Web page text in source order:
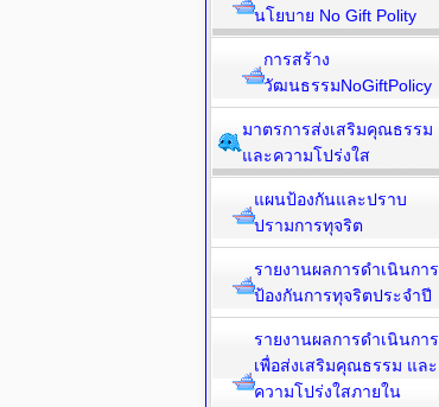
นโยบาย No Gift Polity
การสร้าง
วัฒนธรรมNoGiftPolicy
มาตรการส่งเสริมคุณธรรม
และความโปร่งใส
แผนป้องกันและปราบ
ปรามการทุจริต
รายงานผลการดำเนินการ
ป้องกันการทุจริตประจำปี
รายงานผลการดำเนินการ
เพื่อส่งเสริมคุณธรรม และ
ความโปร่งใสภายใน